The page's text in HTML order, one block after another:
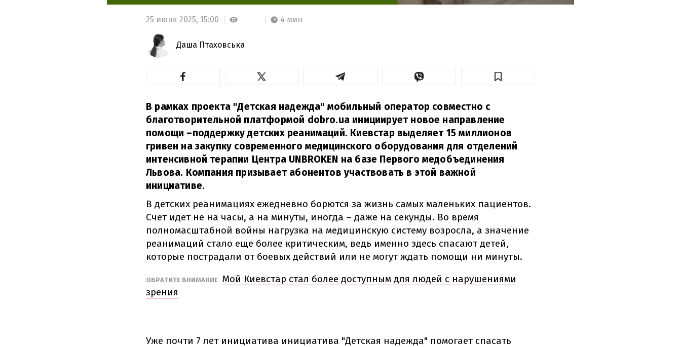
25 июня 2025, 15:00 4 мин
Даша Птаховська
В рамках проекта "Детская надежда" мобильный оператор совместно с
благотворительной платформой dobro.ua инициирует новое направление
помощи –поддержку детских реанимаций. Киевстар выделяет 15 миллионов
гривен на закупку современного медицинского оборудования для отделений
интенсивной терапии Центра UNBROKEN на базе Первого медобъединения
Львова. Компания призывает абонентов участвовать в этой важной
инициативе.
В детских реанимациях ежедневно борются за жизнь самых маленьких пациентов.
Счет идет не на часы, а на минуты, иногда – даже на секунды. Во время
полномасштабной войны нагрузка на медицинскую систему возросла, а значение
реанимаций стало еще более критическим, ведь именно здесь спасают детей,
которые пострадали от боевых действий или не могут ждать помощи ни минуты.
ОБРАТИТЕ ВНИМАНИЕ Мой Киевстар стал более доступным для людей с нарушениями
зрения
Уже почти 7 лет инициатива инициатива "Детская надежда" помогает спасать